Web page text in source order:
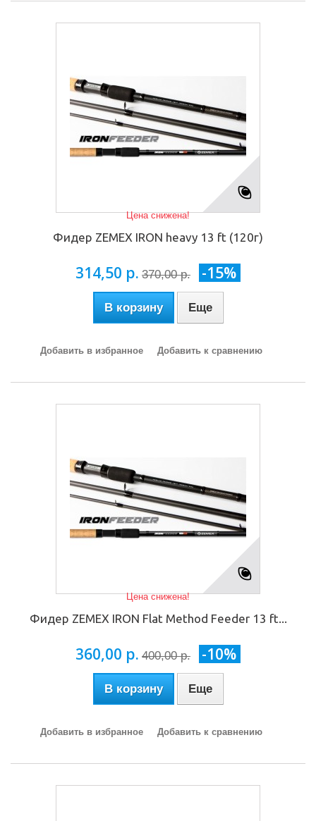
Цена снижена!
Фидер ZEMEX IRON heavy 13 ft (120г)
314,50 р. 370,00 р. -15%
В корзину Еще
Добавить в избранное Добавить к сравнению
Цена снижена!
Фидер ZEMEX IRON Flat Method Feeder 13 ft...
360,00 р. 400,00 р. -10%
В корзину Еще
Добавить в избранное Добавить к сравнению